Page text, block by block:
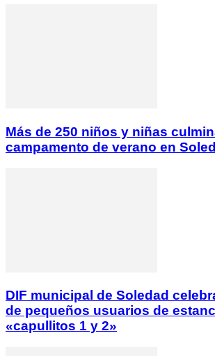
Más de 250 niños y niñas
campamento de verano en
DIF municipal de Soledad
de pequeños usuarios de
«capullitos 1 y 2»